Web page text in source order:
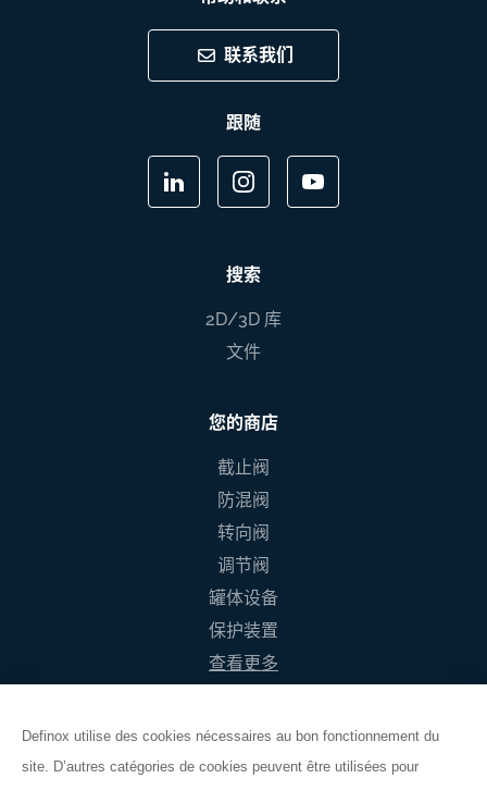
联系我们
跟随
搜索
2D/3D 库
文件
您的商店
截止阀
防混阀
转向阀
调节阀
罐体设备
保护装置
查看更多
Definox utilise des cookies nécessaires au bon fonctionnement du
site. D’autres catégories de cookies peuvent être utilisées pour